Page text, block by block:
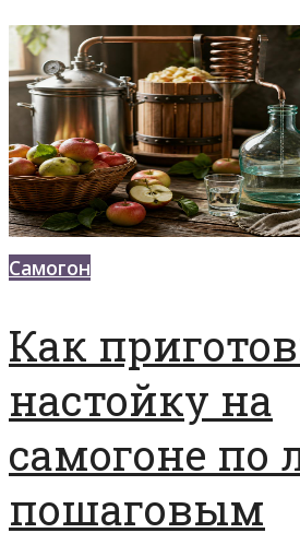
Самогон
Как
настойку на
самогоне
пошаговым